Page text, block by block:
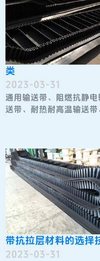
类
2023-03-31
通用输送带​、阻燃抗静
送带、耐热耐高温输送
带抗拉层材料的选择
2023-03-31